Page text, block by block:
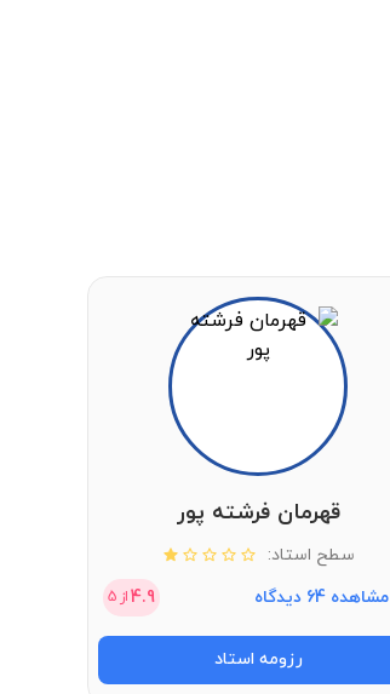
قهرمان فرشته پور
سطح استاد:
مشاهده 64 دیدگاه
4.9از 5
رزومه استاد